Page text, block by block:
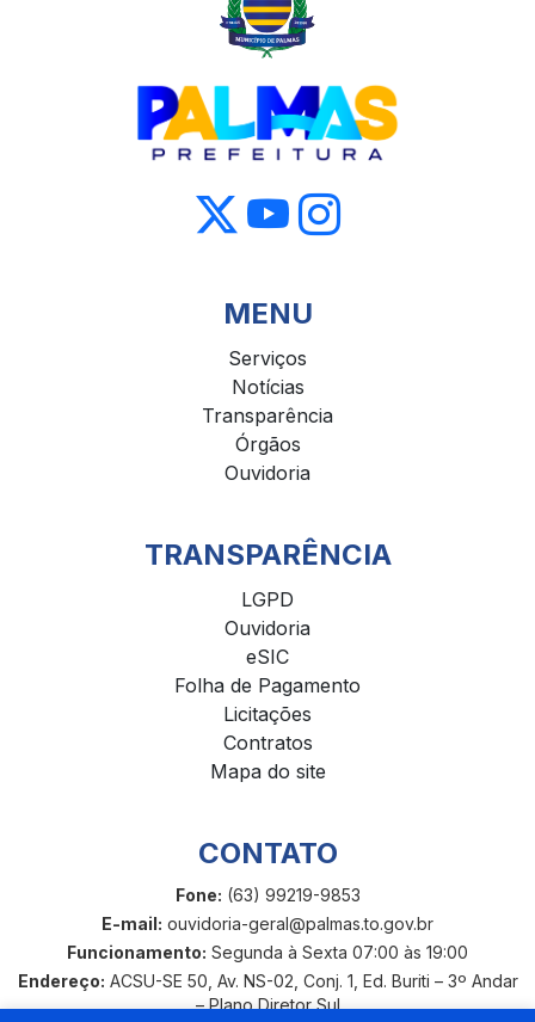
MENU
Serviços
Notícias
Transparência
Órgãos
Ouvidoria
TRANSPARÊNCIA
LGPD
Ouvidoria
eSIC
Folha de Pagamento
Licitações
Contratos
Mapa do site
CONTATO
Fone: (63) 99219-9853
E-mail: ouvidoria-geral@palmas.to.gov.br
Funcionamento: Segunda à Sexta 07:00 às 19:00
Endereço: ACSU-SE 50, Av. NS-02, Conj. 1, Ed. Buriti – 3º Andar
– Plano Diretor Sul